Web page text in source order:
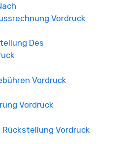
Vordruck
Des
Vordruck
Vordruck
Vordruck